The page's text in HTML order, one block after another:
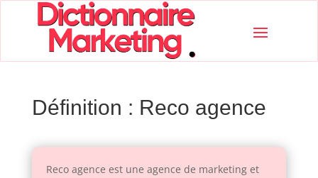
Définition : Reco agence
Reco agence est une agence de marketing et